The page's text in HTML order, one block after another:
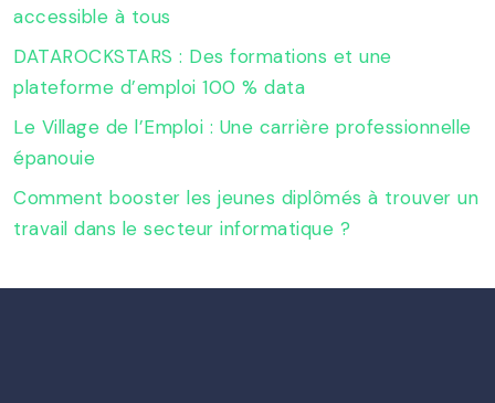
accessible à tous
DATAROCKSTARS : Des formations et une
plateforme d’emploi 100 % data
Le Village de l’Emploi : Une carrière professionnelle
épanouie
Comment booster les jeunes diplômés à trouver un
travail dans le secteur informatique ?